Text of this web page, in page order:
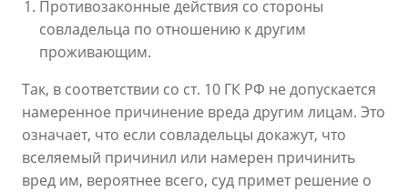
Противозаконные действия со стороны
совладельца по отношению к другим
проживающим.
Так, в соответствии со ст. 10 ГК РФ не допускается
намеренное причинение вреда другим лицам. Это
означает, что если совладельцы докажут, что
вселяемый причинил или намерен причинить
вред им, вероятнее всего, суд примет решение о